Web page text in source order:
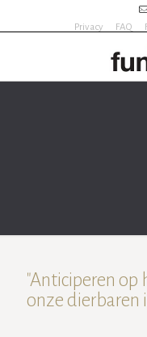
Privacy
FAQ
"Anticiperen
onze dierbaren